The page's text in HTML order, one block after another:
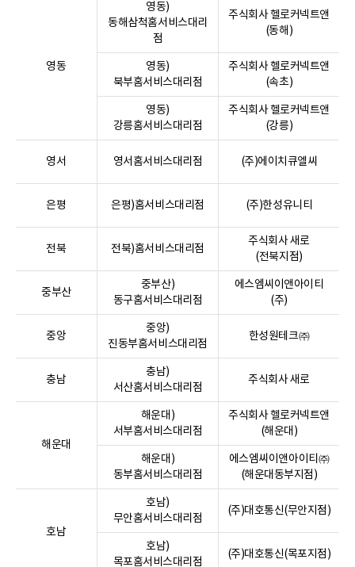
영동
영동)
동해삼척홈서비스대리
점
주식회사 헬로커넥트앤
(동해)
영동)
북부홈서비스대리점
주식회사 헬로커넥트앤
(속초)
영동)
강릉홈서비스대리점
주식회사 헬로커넥트앤
(강릉)
영서 영서홈서비스대리점 (주)에이치큐엘씨
은평 은평)홈서비스대리점 (주)한성유니티
전북 전북)홈서비스대리점
주식회사 새로
(전북지점)
중부산
중부산)
동구홈서비스대리점
에스엠씨이앤아이티
(주)
중앙
중앙)
진동부홈서비스대리점
한성원테크㈜
충남
충남)
서산홈서비스대리점
주식회사 새로
해운대
해운대)
서부홈서비스대리점
주식회사 헬로커넥트앤
(해운대)
해운대)
동부홈서비스대리점
에스엠씨이앤아이티㈜
(해운대동부지점)
호남
호남)
무안홈서비스대리점
(주)대호통신(무안지점)
호남)
목포홈서비스대리점
(주)대호통신(목포지점)